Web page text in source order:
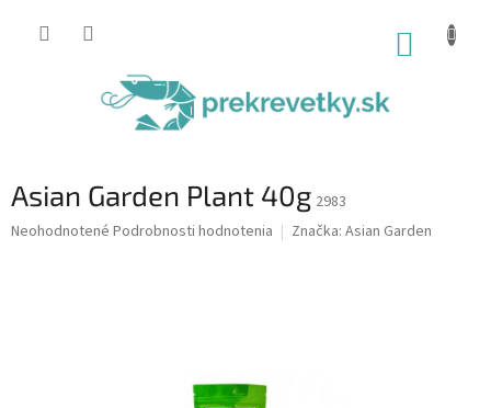
Asian Garden Plant 40g 2983
Priemerné
Neohodnotené Podrobnosti hodnotenia Značka: Asian Garden